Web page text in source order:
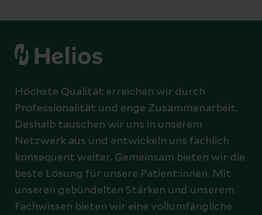
Höchste Qualität erreichen wir durch
Professionalität und enge Zusammenarbeit.
Deshalb tauschen wir uns in unserem
Netzwerk aus und entwickeln uns fachlich
konsequent weiter. Gemeinsam bieten wir die
beste Lösung für unsere Patient:innen. Mit
unseren gebündelten Stärken und unserem
Fachwissen bieten wir eine vollumfängliche